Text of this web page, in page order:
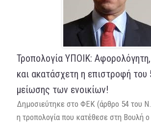
Τροπολογία ΥΠΟΙΚ:
και ακατάσχετη η επιστροφή του
μείωσης των ενοικίων!
Δημοσιεύτηκε στο ΦΕΚ (άρθρο 54 του
η τροπολογία που κατέθεσε στη Βουλή